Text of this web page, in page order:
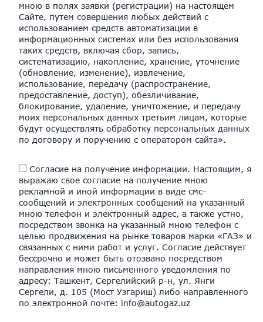
мною в полях заявки (регистрации) на настоящем
Сайте, путем совершения любых действий с
использованием средств автоматизации в
информационных системах или без использования
таких средств, включая сбор, запись,
систематизацию, накопление, хранение, уточнение
(обновление, изменение), извлечение,
использование, передачу (распространение,
предоставление, доступ), обезличивание,
блокирование, удаление, уничтожение, и передачу
моих персональных данных третьим лицам, которые
будут осуществлять обработку персональных данных
по договору и поручению с оператором сайта».
Согласие на получение информации. Настоящим, я
выражаю свое согласие на получение мною
рекламной и иной информации в виде смс-
сообщений и электронных сообщений на указанный
мною телефон и электронный адрес, а также устно,
посредством звонка на указанный мною телефон с
целью продвижения на рынке товаров марки «ГАЗ» и
связанных с ними работ и услуг. Согласие действует
бессрочно и может быть отозвано посредством
направления мною письменного уведомления по
адресу: Ташкент, Сергелийский р-н, ул. Янги
Сергели, д. 105 (Мост Узгариш) либо направленного
по электронной почте: info@autogaz.uz